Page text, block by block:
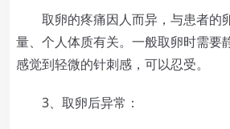
取卵的疼痛因人而异，与患者的
量、个人体质有关。一般取卵时需要
感觉到轻微的针刺感，可以忍受。
3、取卵后异常：